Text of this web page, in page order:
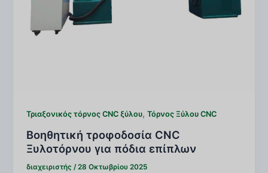
Τριαξονικός τόρνος CNC ξύλου,Τόρνος Ξύλου CNC
Βοηθητική τροφοδοσία CNC
Ξυλοτόρνου για πόδια επίπλων
διαχειριστής/28 Οκτωβρίου 2025